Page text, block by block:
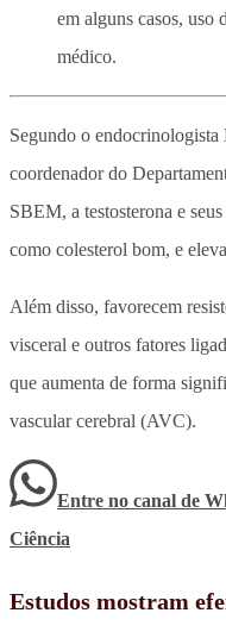
em alguns casos, uso
médico.
Segundo o
coordenador do
SBEM, a testosterona e
como colesterol bom, e
Além disso, favorecem
visceral e outros fatores
que aumenta de forma
vascular cerebral (AVC).
Entre no canal de
Ciência
Estudos mostram